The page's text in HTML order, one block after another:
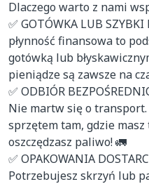
Dlaczego warto z nami
✅ GOTÓWKA LUB
płynność finansowa to
gotówką lub
pieniądze są zawsze na
✅ ODBIÓR
Nie martw się o transport.
sprzętem tam, gdzie
oszczędzasz paliwo! 🚛
✅ OPAKOWANIA
Potrzebujesz skrzyń lub